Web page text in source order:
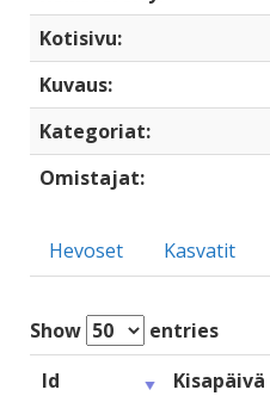
Kotisivu:
Kuvaus:
Kategoriat:
Omistajat:
Hevoset Kasvatit
Show entries
Id
Kisapäivä